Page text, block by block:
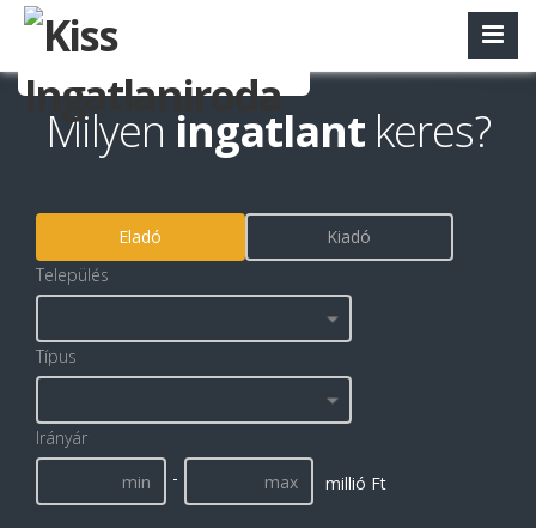
Milyen ingatlant keres?
Eladó
Kiadó
Település
Típus
Irányár
-
millió Ft